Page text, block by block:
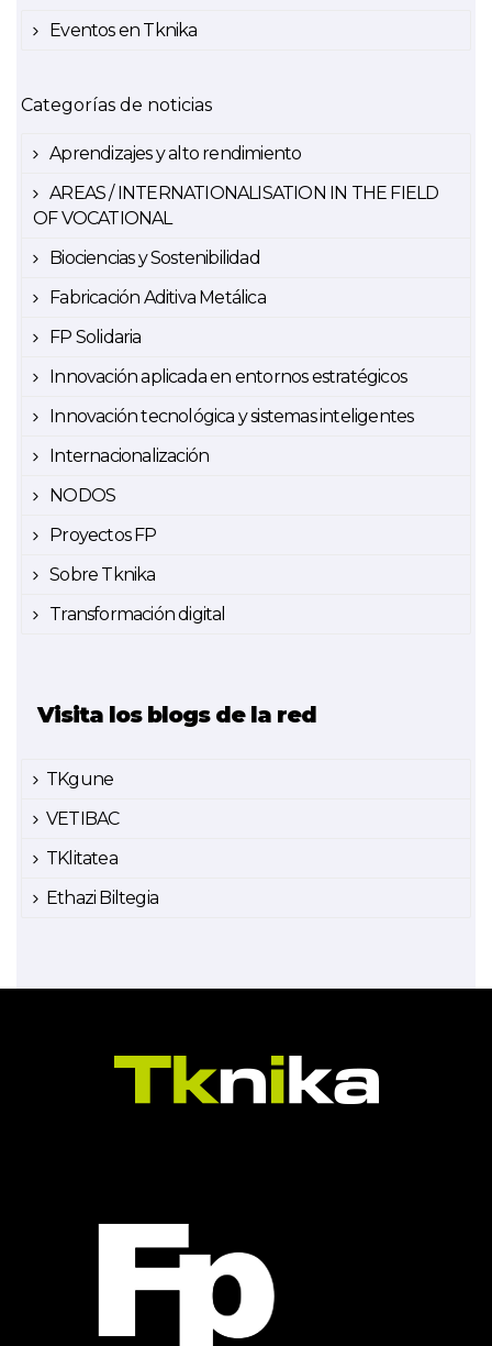
Eventos en Tknika
Categorías de noticias
Aprendizajes y alto rendimiento
AREAS / INTERNATIONALISATION IN THE FIELD
OF VOCATIONAL
Biociencias y Sostenibilidad
Fabricación Aditiva Metálica
FP Solidaria
Innovación aplicada en entornos estratégicos
Innovación tecnológica y sistemas inteligentes
Internacionalización
NODOS
Proyectos FP
Sobre Tknika
Transformación digital
Visita los blogs de la red
TKgune
VETIBAC
TKlitatea
Ethazi Biltegia